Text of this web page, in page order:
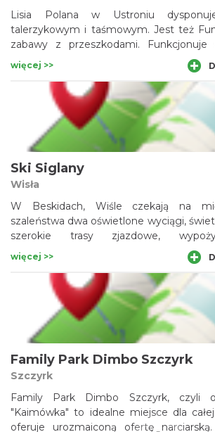
Lisia Polana w Ustroniu
talerzykowym i taśmowym. Jest też
zabawy z przeszkodami. Funkcjonuje
wypożyczalnia i punkt gastronomiczny.
więcej >>
Ski Siglany
Wisła
W Beskidach, Wiśle czekają na
szaleństwa dwa oświetlone wyciągi,
szerokie trasy zjazdowe,
narciarskiego oraz doświadczony serwis,
i przestronny darmowy parking.
więcej >>
Family Park Dimbo Szczyrk
Szczyrk
Family Park Dimbo Szczyrk, czyli
"Kaimówka" to idealne miejsce dla
oferuje urozmaiconą ofertę